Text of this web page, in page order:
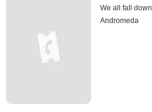
We all fall down
Andromeda